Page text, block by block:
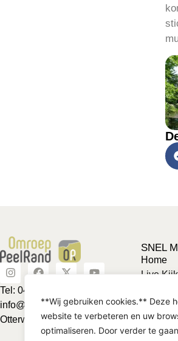
**Wij gebruiken cookies.** Deze
website te verbeteren en uw
optimaliseren. Door verder te
Tel: 0492-463624
info@omroeppeelrand.nl
Otterweg 25 5741BC
SNEL
Home
Live
Club
Contact